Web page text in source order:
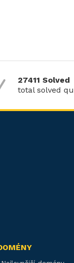
27411 Solved
total solved